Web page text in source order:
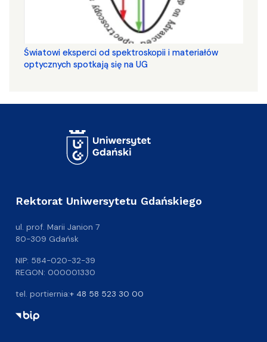
Światowi eksperci od spektroskopii i materiałów
optycznych spotkają się na UG
Rektorat Uniwersytetu Gdańskiego
ul. prof. Marii Janion 7
80-309 Gdańsk
NIP: 584-020-32-39
REGON: 000001330
tel. portiernia:+ 48 58 523 30 00